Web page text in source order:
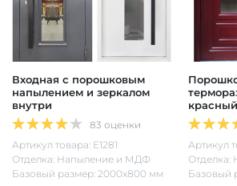
Входная с порошковым
напылением и зеркалом
внутри
83 оценки
Артикул товара: Е1281
Отделка: Напыление и МДФ
Базовый размер: 2000х800 мм
красный
Артикул
Базовый